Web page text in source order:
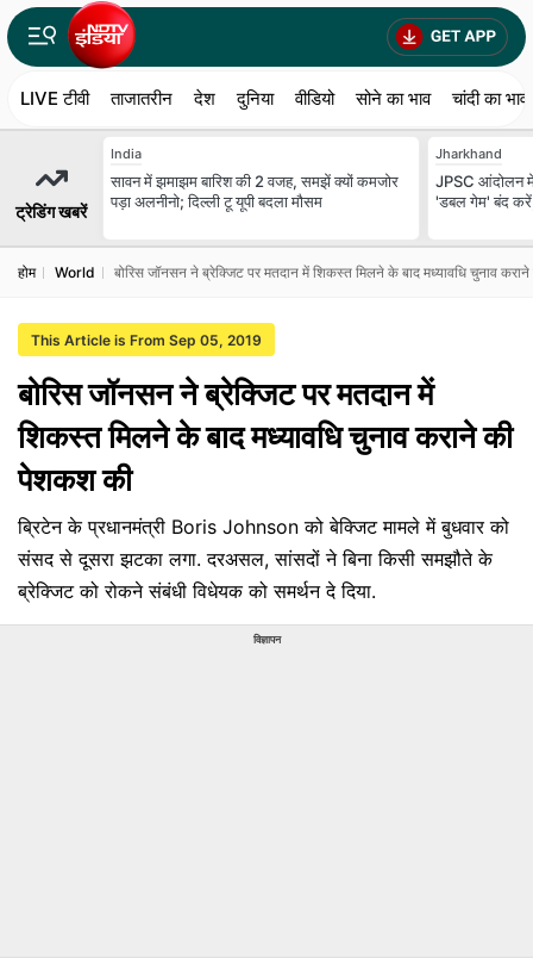
LIVE टीवी ताजातरीन देश दुनिया वीडियो सोने का भाव चांदी का भाव
ट्रेडिंग खबरें
India
सावन में झमाझम बारिश की 2 वजह, समझें क्यों कमजोर
पड़ा अलनीनो; दिल्ली टू यूपी बदला मौसम
Jharkhand
JPSC आंदोलन में
'डबल गेम' बंद
होम World बोरिस जॉनसन ने ब्रेक्जिट पर मतदान में शिकस्त मिलने के बाद मध्यावधि चुनाव
This Article is From Sep 05, 2019
बोरिस जॉनसन ने ब्रेक्जिट पर मतदान में
शिकस्त मिलने के बाद मध्यावधि चुनाव कराने की
पेशकश की
ब्रिटेन के प्रधानमंत्री Boris Johnson को बेक्जिट मामले में बुधवार को
संसद से दूसरा झटका लगा. दरअसल, सांसदों ने बिना किसी समझौते के
ब्रेक्जिट को रोकने संबंधी विधेयक को समर्थन दे दिया.
विज्ञापन